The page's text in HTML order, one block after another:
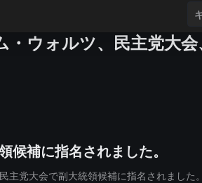
・ウォルツ、民主党大
候補に指名されました。
主党大会で副大統領候補に指名されました